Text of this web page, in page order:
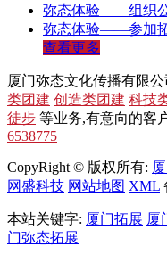
弥态体验——组织
弥态体验——参加
查看更多
厦门弥态文化传播有限
类团建 创造类团建 科技
徒步 等业务,有意向的客
6538775
CopyRight © 版权所有:
网盛科技 网站地图 XML
本站关键字: 厦门拓展 厦
门弥态拓展